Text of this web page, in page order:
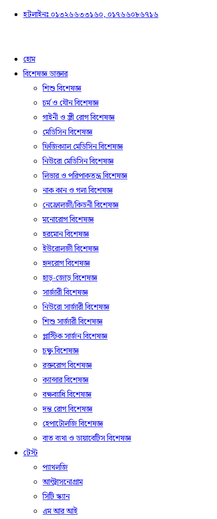
হটলাইনঃ ০১৩২৬৬৩৩১৬০, ০১৭৬৬০৮৬৭১৬
হোম
বিশেষজ্ঞ ডাক্তার
শিশু বিশেষজ্ঞ
চর্ম ও যৌন বিশেষজ্ঞ
গাইনী ও স্ত্রী রোগ বিশেষজ্ঞ
মেডিসিন বিশেষজ্ঞ
ফিজিক্যাল মেডিসিন বিশেষজ্ঞ
নিউরো মেডিসিন বিশেষজ্ঞ
লিভার ও পরিপাকতন্ত্র বিশেষজ্ঞ
নাক কান ও গলা বিশেষজ্ঞ
নেফ্রোলজী/কিডনী বিশেষজ্ঞ
মনোরোগ বিশেষজ্ঞ
হরমোন বিশেষজ্ঞ
ইউরোলজী বিশেষজ্ঞ
হৃদরোগ বিশেষজ্ঞ
হাড়-জোড় বিশেষজ্ঞ
সার্জারী বিশেষজ্ঞ
নিউরো সার্জারী বিশেষজ্ঞ
শিশু সার্জারী বিশেষজ্ঞ
প্লাস্টিক সার্জন বিশেষজ্ঞ
চক্ষু বিশেষজ্ঞ
রক্তরোগ বিশেষজ্ঞ
ক্যান্সার বিশেষজ্ঞ
বক্ষব্যাধি বিশেষজ্ঞ
দন্ত রোগ বিশেষজ্ঞ
হেপাটোলজি বিশেষজ্ঞ
বাত ব্যথা ও ডায়াবেটিস বিশেষজ্ঞ
টেস্ট
প্যাথলজি
আল্ট্রাসনোগ্রাম
সিটি স্ক্যান
এম আর আই